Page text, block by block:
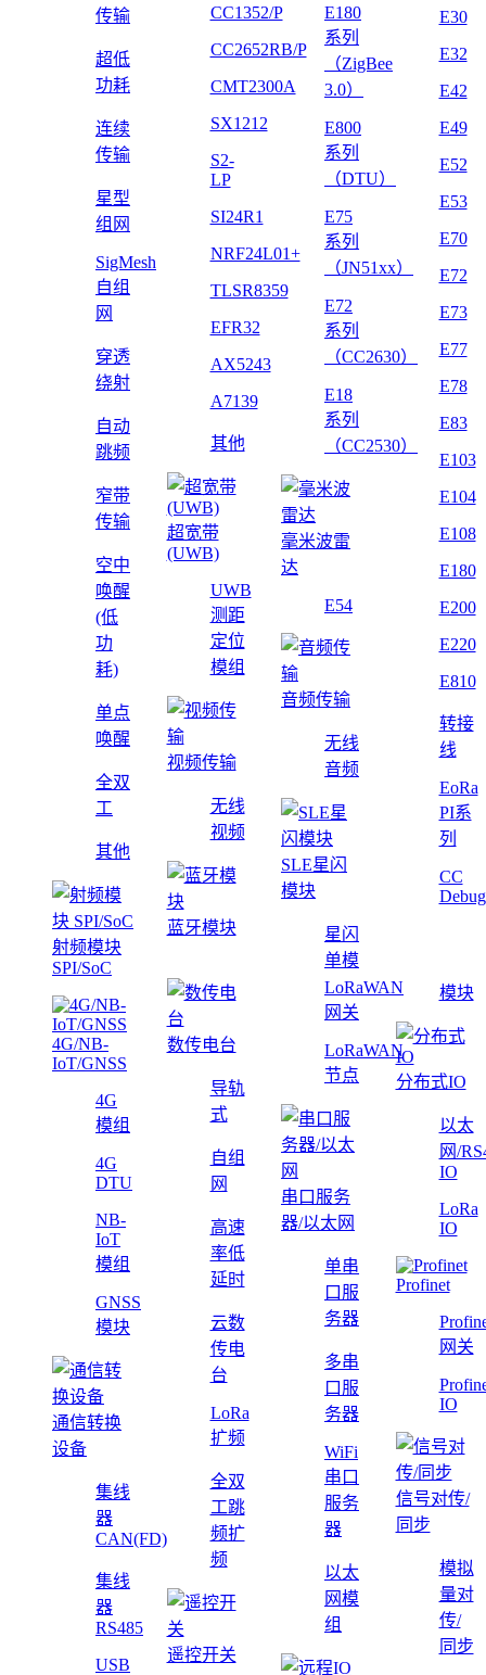
传输
超低
功耗
连续
传输
星型
组网
SigMesh
自组
网
穿透
绕射
自动
跳频
窄带
传输
空中
唤醒
(低
功
耗)
单点
唤醒
全双
工
其他
射频模块
SPI/SoC
CC1352/P
CC2652RB/P
CMT2300A
SX1212
S2-
LP
SI24R1
NRF24L01+
TLSR8359
EFR32
AX5243
A7139
其他
超宽带
(UWB)
UWB
测距
定位
模组
视频传输
无线
视频
蓝牙模块
E180
系列
（ZigBee
3.0）
E800
系列
（DTU）
E75
系列
（JN51xx）
E72
系列
（CC2630）
E18
系列
（CC2530）
毫米波雷
达
E54
音频传输
无线
音频
SLE星闪
模块
星闪
单模
E30
E32
E42
E49
E52
E53
E70
E72
E73
E77
E78
E83
E103
E104
E108
E180
E200
E220
E810
转接
线
EoRa
PI系
列
CC
4G/NB-
IoT/GNSS
4G
模组
4G
DTU
NB-
IoT
模组
GNSS
模块
通信转换
设备
集线
器
CAN(FD)
集线
器
RS485
USB
数传电台
导轨
式
自组
网
高速
率低
延时
云数
传电
台
LoRa
扩频
全双
工跳
频扩
频
遥控开关
LoRaWAN
网关
LoRaWAN
节点
串口服务
器/以太网
单串
口服
务器
多串
口服
务器
WiFi
串口
服务
器
以太
网模
组
模块
分布式IO
以太
网/
IO
LoRa
IO
Profinet
网关
IO
信号对传/
同步
模拟
量对
传/
同步